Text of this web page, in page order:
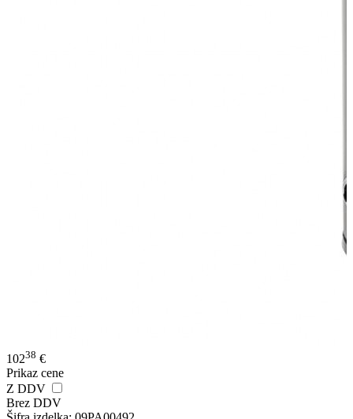
10238 €
Prikaz cene
Z DDV
Brez DDV